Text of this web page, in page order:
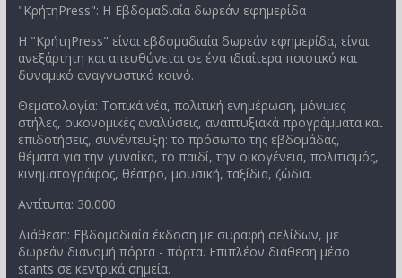
"ΚρήτηPress": Η Εβδομαδιαία δωρεάν εφημερίδα
Η "ΚρήτηPress" είναι εβδομαδιαία δωρεάν εφημερίδα, είναι
ανεξάρτητη και απευθύνεται σε ένα ιδιαίτερα ποιοτικό και
δυναμικό αναγνωστικό κοινό.
Θεματολογία: Τοπικά νέα, πολιτική ενημέρωση, μόνιμες
στήλες, οικονομικές αναλύσεις, αναπτυξιακά προγράμματα και
επιδοτήσεις, συνέντευξη: το πρόσωπο της εβδομάδας,
θέματα για την γυναίκα, το παιδί, την οικογένεια, πολιτισμός,
κινηματογράφος, θέατρο, μουσική, ταξίδια, ζώδια.
Αντίτυπα: 30.000
Διάθεση: Εβδομαδιαία έκδοση με συραφή σελίδων, με
δωρεάν διανομή πόρτα - πόρτα. Επιπλέον διάθεση μέσο
stants σε κεντρικά σημεία.